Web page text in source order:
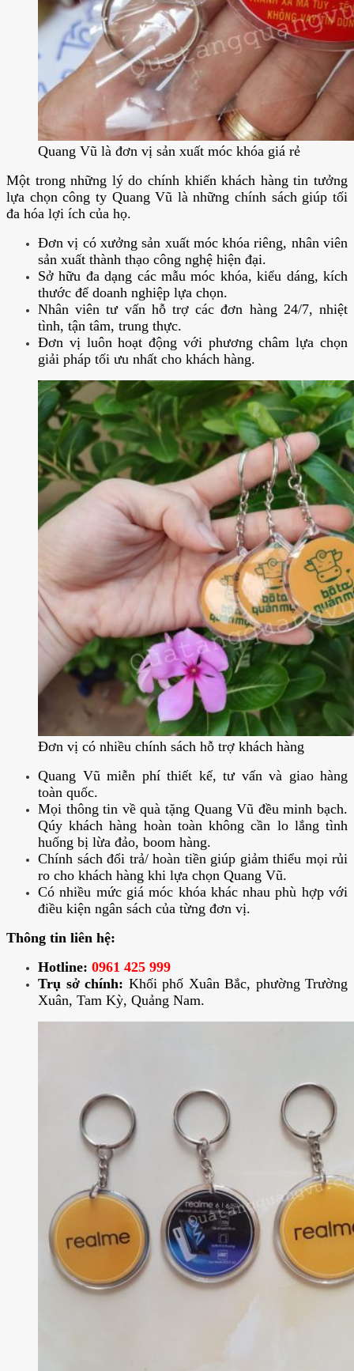
Quang Vũ là đơn vị sản xuất móc khóa giá rẻ
Một trong những lý do chính khiến khách hàng tin tưởng
lựa chọn công ty Quang Vũ là những chính sách giúp tối
đa hóa lợi ích của họ.
Đơn vị có xưởng sản xuất móc khóa riêng, nhân viên
sản xuất thành thạo công nghệ hiện đại.
Sở hữu đa dạng các mẫu móc khóa, kiểu dáng, kích
thước để doanh nghiệp lựa chọn.
Nhân viên tư vấn hỗ trợ các đơn hàng 24/7, nhiệt
tình, tận tâm, trung thực.
Đơn vị luôn hoạt động với phương châm lựa chọn
giải pháp tối ưu nhất cho khách hàng.
Đơn vị có nhiều chính sách hỗ trợ khách hàng
Quang Vũ miễn phí thiết kế, tư vấn và giao hàng
toàn quốc.
Mọi thông tin về quà tặng Quang Vũ đều minh bạch.
Qúy khách hàng hoàn toàn không cần lo lắng tình
huống bị lừa đảo, boom hàng.
Chính sách đổi trả/ hoàn tiền giúp giảm thiểu mọi rủi
ro cho khách hàng khi lựa chọn Quang Vũ.
Có nhiều mức giá móc khóa khác nhau phù hợp với
điều kiện ngân sách của từng đơn vị.
Thông tin liên hệ:
Hotline: 0961 425 999
Trụ sở chính: Khối phố Xuân Bắc, phường Trường
Xuân, Tam Kỳ, Quảng Nam.